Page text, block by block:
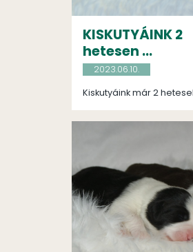
KISKUTYÁINK 2
hetesen ...
2023.06.10.
Kiskutyáink már 2